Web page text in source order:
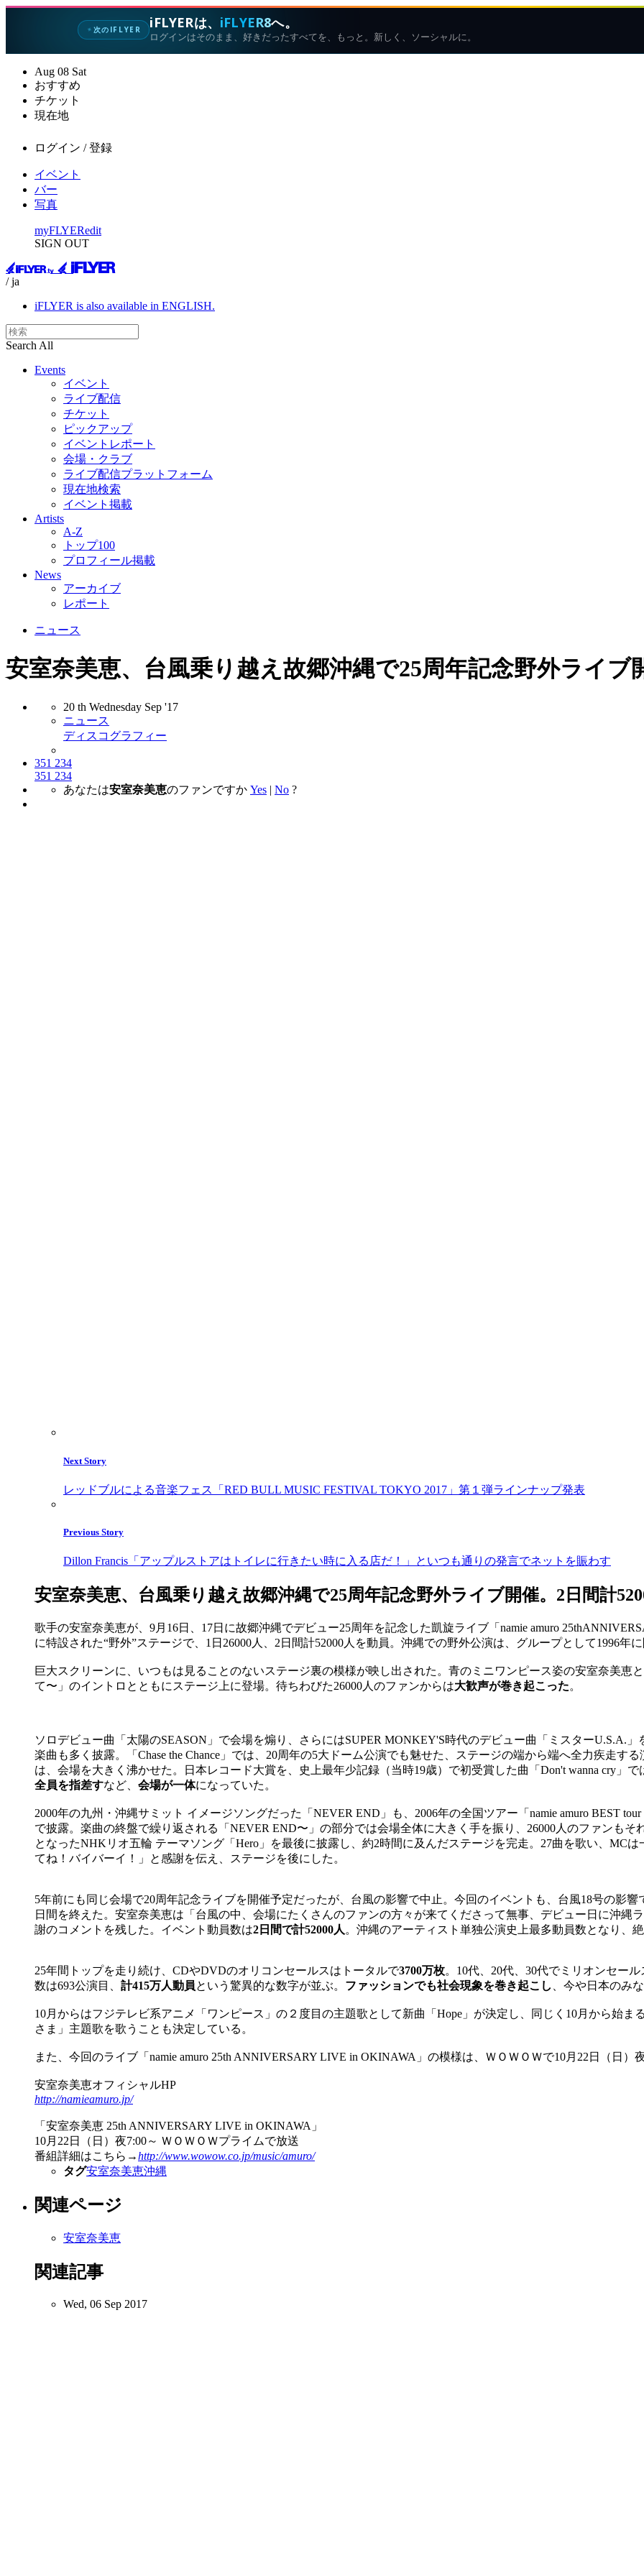
✦次のIFLYER iFLYERは、 iFLYER8へ。
ログインはそのまま、好きだったすべてを、もっと。新しく、ソーシャルに。
Aug 08 Sat
おすすめ
チケット
現在地
ログイン / 登録
イベント
バー
写真
myFLYERedit
SIGN OUT
/ ja
iFLYER is also available in ENGLISH.
Search All
Events
イベント
ライブ配信
チケット
ピックアップ
イベントレポート
会場・クラブ
ライブ配信プラットフォーム
現在地検索
イベント掲載
Artists
A-Z
トップ100
プロフィール掲載
News
アーカイブ
レポート
ニュース
安室奈美恵、台風乗り越え故郷沖縄で25周年記念野外ライブ
20 th Wednesday Sep '17
ニュース
ディスコグラフィー
351 234
351 234
あなたは安室奈美恵のファンですか Yes | No ?
Next Story
レッドブルによる音楽フェス「RED BULL MUSIC FESTIVAL TOKYO 2017」第１弾ラインナップ発表
Previous Story
Dillon Francis「アップルストアはトイレに行きたい時に入る店だ！」といつも通りの発言でネットを賑わす
安室奈美恵、台風乗り越え故郷沖縄で25周年記念野外ライブ開催。2日間計
歌手の安室奈美恵が、9月16日、17日に故郷沖縄でデビュー25周年を記念した凱旋ライブ「namie amuro
に特設された“野外”ステージで、1日26000人、2日間計52000人を動員。沖縄での野外公演は、グループとして1996年
巨大スクリーンに、いつもは見ることのないステージ裏の模様が映し出された。青のミニワンピース姿の安室奈美恵
て〜」のイントロとともにステージ上に登場。待ちわびた26000人のファンからは大歓声が巻き起こった。
ソロデビュー曲「太陽のSEASON」で会場を煽り、さらにはSUPER MONKEY'S時代のデビュー曲「ミスターU.S.A.
楽曲も多く披露。「Chase the Chance」では、20周年の5大ドーム公演でも魅せた、ステージの端から端へ全力疾走す
は、会場を大きく沸かせた。日本レコード大賞を、史上最年少記録（当時19歳）で初受賞した曲「Don't wanna cry」
全員を指差すなど、 会場が一体になっていた。
2000年の九州・沖縄サミット イメージソングだった「NEVER END」も、2006年の全国ツアー「namie amuro BEST
で披露。楽曲の終盤で繰り返される「NEVER END〜」の部分では会場全体に大きく手を振り、26000人のファンも
となったNHKリオ五輪 テーマソング「Hero」を最後に披露し、約2時間に及んだステージを完走。27曲を歌い、MC
てね！バイバーイ！」と感謝を伝え、ステージを後にした。
5年前にも同じ会場で20周年記念ライブを開催予定だったが、台風の影響で中止。今回のイベントも、台風18号の影
日間を終えた。安室奈美恵は「台風の中、会場にたくさんのファンの方々が来てくださって無事、デビュー日に沖縄
謝のコメントを残した。イベント動員数は2日間で計52000人 。沖縄のアーティスト単独公演史上最多動員数となり、
25年間トップを走り続け、CDやDVDのオリコンセールスはトータルで3700万枚。10代、20代、30代でミリオンセー
数は693公演目、 計415万人動員という驚異的な数字が並ぶ。 ファッションでも社会現象を巻き起こし 、今や日本のみ
10月からはフジテレビ系アニメ「ワンピース」の２度目の主題歌として新曲「Hope」が決定し、同じく10月から始
さま」主題歌を歌うことも決定している。
また、今回のライブ「namie amuro 25th ANNIVERSARY LIVE in OKINAWA」の模様は、ＷＯＷＯＷで10月22日（日）
安室奈美恵オフィシャルHP
http://namieamuro.jp/
「安室奈美恵 25th ANNIVERSARY LIVE in OKINAWA」
10月22日（日）夜7:00～ ＷＯＷＯＷプライムで放送
番組詳細はこちら→http://www.wowow.co.jp/music/amuro/
タグ安室奈美恵沖縄
関連ページ
安室奈美恵
関連記事
Wed, 06 Sep 2017